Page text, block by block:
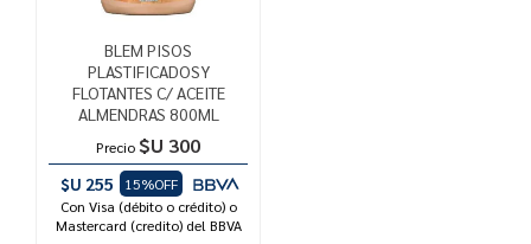
BLEM PISOS
PLASTIFICADOSY
FLOTANTES C/ ACEITE
ALMENDRAS 800ML
Precio $U 300
$U 255
15%OFF
Con Visa (débito o crédito) o
Mastercard (credito) del BBVA